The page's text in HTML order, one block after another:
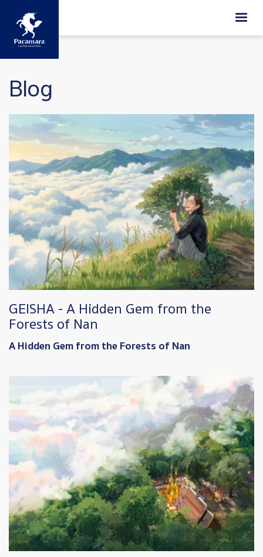
Skip to main content
Pacamara Inside out
Pacamara Inside out
Blog
GEISHA - A Hidden Gem from the
Forests of Nan
A Hidden Gem from the Forests of Nan